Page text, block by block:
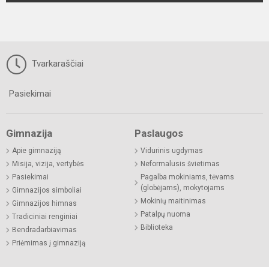
Tvarkaraščiai
Pasiekimai
Gimnazija
Apie gimnaziją
Misija, vizija, vertybės
Pasiekimai
Gimnazijos simboliai
Gimnazijos himnas
Tradiciniai renginiai
Bendradarbiavimas
Priėmimas į gimnaziją
Paslaugos
Vidurinis ugdymas
Neformalusis švietimas
Pagalba mokiniams, tėvams
(globėjams), mokytojams
Mokinių maitinimas
Patalpų nuoma
Biblioteka